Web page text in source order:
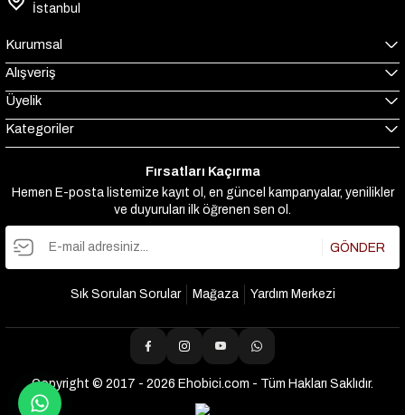
İstanbul
Kurumsal
Alışveriş
Üyelik
Kategoriler
Fırsatları Kaçırma
Hemen E-posta listemize kayıt ol, en güncel kampanyalar, yenilikler
ve duyuruları ilk öğrenen sen ol.
GÖNDER
Sık Sorulan Sorular Mağaza Yardım Merkezi
Copyright © 2017 - 2026 Ehobici.com - Tüm Hakları Saklıdır.